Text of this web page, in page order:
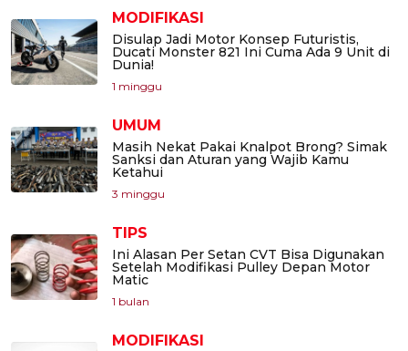
MODIFIKASI
Disulap Jadi Motor Konsep Futuristis,
Ducati Monster 821 Ini Cuma Ada 9 Unit di
Dunia!
1 minggu
UMUM
Masih Nekat Pakai Knalpot Brong? Simak
Sanksi dan Aturan yang Wajib Kamu
Ketahui
3 minggu
TIPS
Ini Alasan Per Setan CVT Bisa Digunakan
Setelah Modifikasi Pulley Depan Motor
Matic
1 bulan
MODIFIKASI